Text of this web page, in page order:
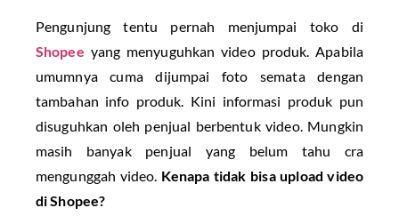
Pengunjung tentu pernah menjumpai toko di
Shopee yang menyuguhkan video produk. Apabila
umumnya cuma dijumpai foto semata dengan
tambahan info produk. Kini informasi produk pun
disuguhkan oleh penjual berbentuk video. Mungkin
masih banyak penjual yang belum tahu cra
mengunggah video. Kenapa tidak bisa upload video
di Shopee?